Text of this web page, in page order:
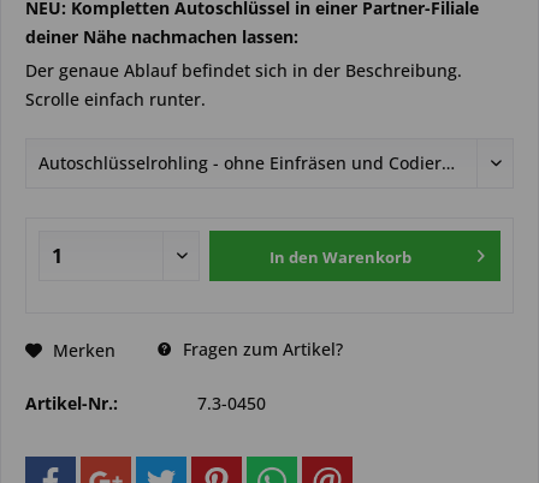
NEU: Kompletten Autoschlüssel in einer Partner-Filiale
deiner Nähe nachmachen lassen:
Der genaue Ablauf befindet sich in der Beschreibung.
Scrolle einfach runter.
In den Warenkorb
Merken Fragen zum Artikel?
Artikel-Nr.: 7.3-0450